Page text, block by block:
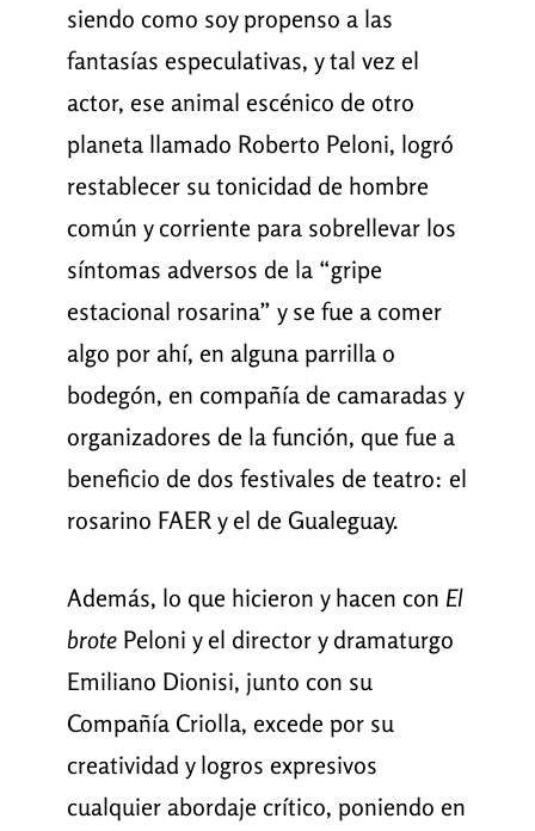
siendo como soy propenso a las
fantasías especulativas, y tal vez el
actor, ese animal escénico de otro
planeta llamado Roberto Peloni, logró
restablecer su tonicidad de hombre
común y corriente para sobrellevar los
síntomas adversos de la “gripe
estacional rosarina” y se fue a comer
algo por ahí, en alguna parrilla o
bodegón, en compañía de camaradas y
organizadores de la función, que fue a
beneficio de dos festivales de teatro: el
rosarino FAER y el de Gualeguay.
Además, lo que hicieron y hacen con El
brote Peloni y el director y dramaturgo
Emiliano Dionisi, junto con su
Compañía Criolla, excede por su
creatividad y logros expresivos
cualquier abordaje crítico, poniendo en